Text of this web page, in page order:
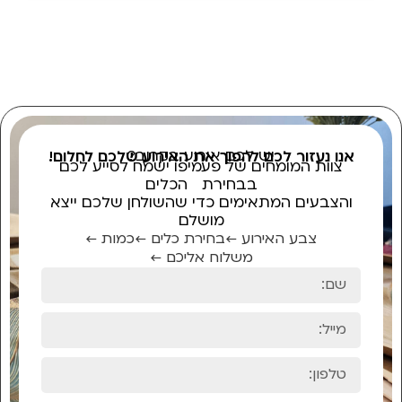
יש לכם אירוע בקרוב?
אנו נעזור לכם להפוך את האירוע שלכם לחלום!
צוות המומחים של פעמיפו ישמח לסייע לכם
בבחירת הכלים
והצבעים המתאימים כדי שהשולחן שלכם ייצא
מושלם
צבע האירוע ←בחירת כלים ←כמות ←
משלוח אליכם ←